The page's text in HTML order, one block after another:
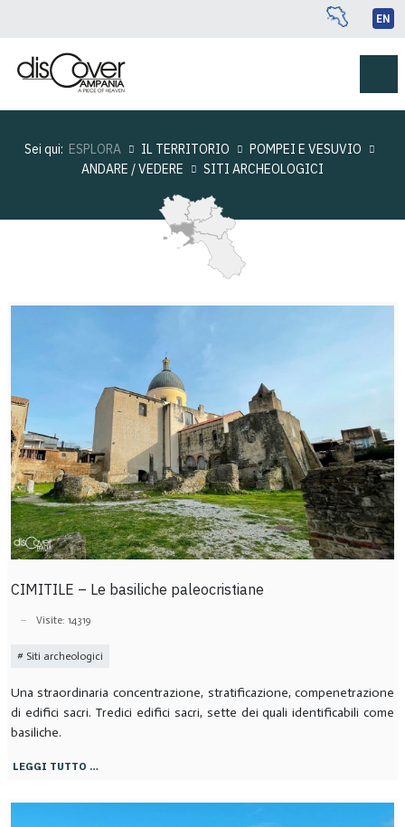
EN
Sei qui: ESPLORA IL TERRITORIO
POMPEI E VESUVIO
ANDARE / VEDERE
SITI ARCHEOLOGICI
CIMITILE – Le basiliche paleocristiane
Visite: 14319
Siti archeologici
Una straordinaria concentrazione, stratificazione, compenetrazione
di edifici sacri. Tredici edifici sacri, sette dei quali identificabili come
basiliche.
LEGGI TUTTO …